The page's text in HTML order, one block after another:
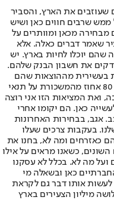
שעוזבים את הארץ, והסביר
ממש שרבים חווים כאן ושיש
מבחירה מכאן ומוותרים על
שאמר דברים כאלה. אלא
שהם יוכלו לחיות בארץ. יש
את חשבון הבנק שלהם.
בעשירית מההוצאות שהם
מוצאים בארץ. הם לא צריכים להוציא כמוני 80 אחוז מהמשכורת על תנאי
ואת המציאות הזו אני רוצה
כאן. הם יקומו אחרי
אגב, בבחירות האחרונות
בעקבות צרכים שעלו
כאזרחים ומה לא, בחנו את
כשאנו מראים על אילו
ועל מה לא. בכלל לא עסקנו
כאן ובשאלה מי
לעשות אותו דבר גם לקראת
מיליון הצעירים בארץ